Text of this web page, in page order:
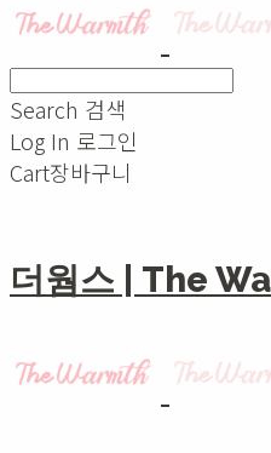
Search 검색
Log In 로그인
Cart장바구니
더웜스 | The